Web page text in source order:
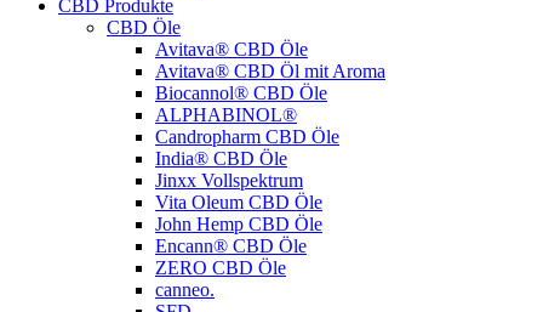
CBD Produkte
CBD Öle
Avitava® CBD Öle
Avitava® CBD Öl mit Aroma
Biocannol® CBD Öle
ALPHABINOL®
Candropharm CBD Öle
India® CBD Öle
Jinxx Vollspektrum
Vita Oleum CBD Öle
John Hemp CBD Öle
Encann® CBD Öle
ZERO CBD Öle
canneo.